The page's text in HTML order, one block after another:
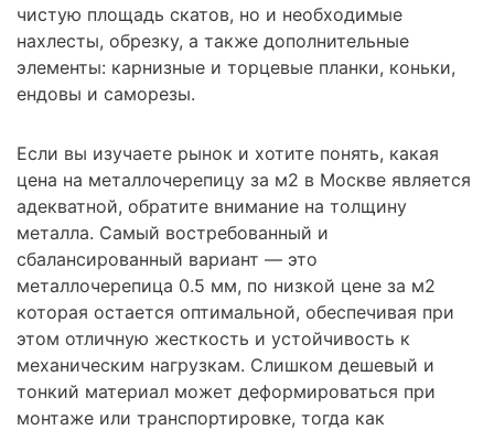
чистую площадь скатов, но и необходимые
нахлесты, обрезку, а также дополнительные
элементы: карнизные и торцевые планки, коньки,
ендовы и саморезы.
Если вы изучаете рынок и хотите понять, какая
цена на металлочерепицу за м2 в Москве является
адекватной, обратите внимание на толщину
металла. Самый востребованный и
сбалансированный вариант — это
металлочерепица 0.5 мм, по низкой цене за м2
которая остается оптимальной, обеспечивая при
этом отличную жесткость и устойчивость к
механическим нагрузкам. Слишком дешевый и
тонкий материал может деформироваться при
монтаже или транспортировке, тогда как